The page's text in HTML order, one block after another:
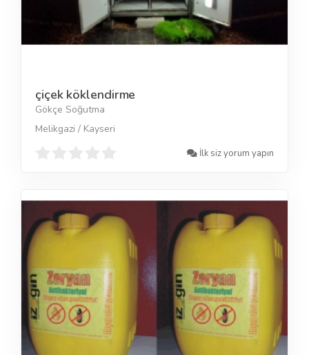
çiçek köklendirme
Gökçe Soğutma
Melikgazi / Kayseri
İlk siz yorum yapın